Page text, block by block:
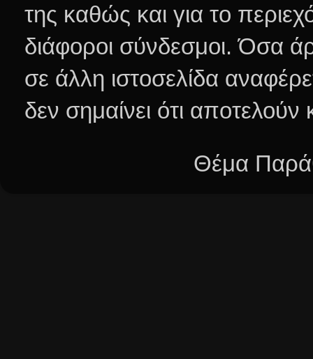
της καθώς και για το
διάφοροι σύνδεσμοι.Όσα
σε άλλη ιστοσελίδα
δεν σημαίνει ότι
Θέμα